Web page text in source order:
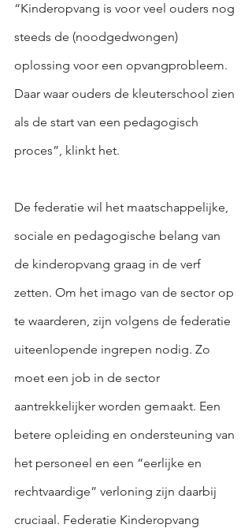
“Kinderopvang is voor veel ouders nog
steeds de (noodgedwongen)
oplossing voor een opvangprobleem.
Daar waar ouders de kleuterschool zien
als de start van een pedagogisch
proces”, klinkt het.
De federatie wil het maatschappelijke,
sociale en pedagogische belang van
de kinderopvang graag in de verf
zetten. Om het imago van de sector op
te waarderen, zijn volgens de federatie
uiteenlopende ingrepen nodig. Zo
moet een job in de sector
aantrekkelijker worden gemaakt. Een
betere opleiding en ondersteuning van
het personeel en een “eerlijke en
rechtvaardige” verloning zijn daarbij
cruciaal. Federatie Kinderopvang